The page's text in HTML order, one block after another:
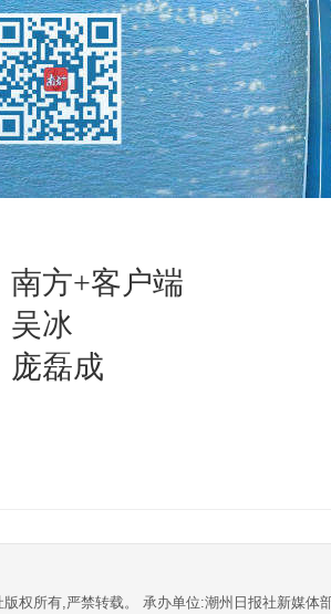
南方+客户端
吴冰
庞磊成
版权所有,严禁转载。 承办单位:潮州日报社新媒体